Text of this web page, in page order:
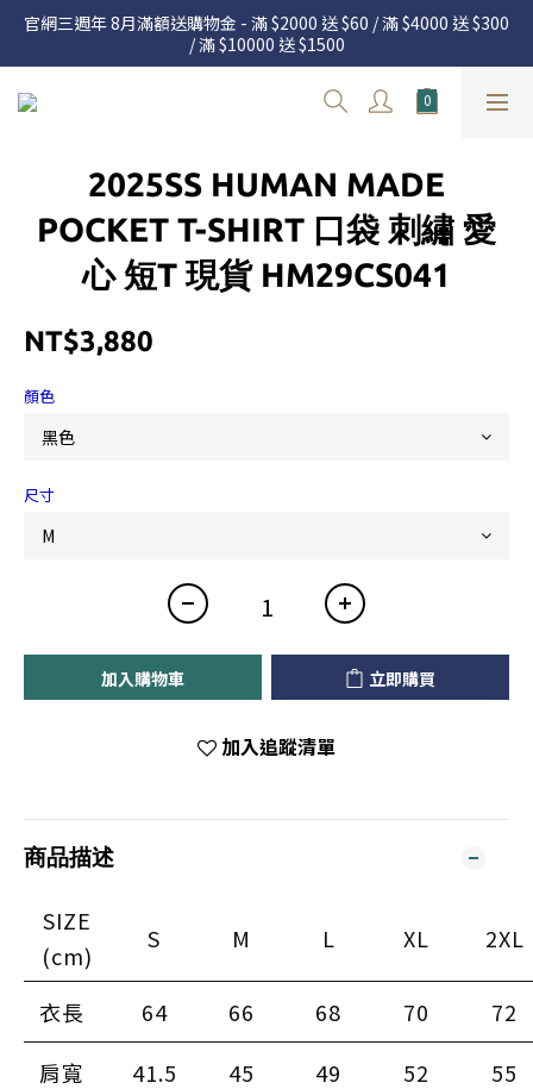
官網三週年 8月滿額送購物金 - 滿 $2000 送 $60 / 滿 $4000 送 $300
/ 滿 $10000 送 $1500
官網三週年 8月滿額送購物金 - 滿 $2000 送 $60 / 滿 $4000 送 $300
/ 滿 $10000 送 $1500
7.22 – 8.13 日本連線中，絕對讓你買到爆
度請詳閱公告
官網三週年 8月滿額送購物金 - 滿 $2000 送 $60 / 滿 $4000 送 $300
/ 滿 $10000 送 $1500
2025SS HUMAN MADE
POCKET T-SHIRT 口袋 刺繡 愛
心 短T 現貨 HM29CS041
NT$3,880
顏色
尺寸
加入購物車 立即購買
加入追蹤清單
商品描述
SIZE
(cm)
S M L XL 2XL
衣長 64 66 68 70
72
肩寬
41.5 45 49 52
55